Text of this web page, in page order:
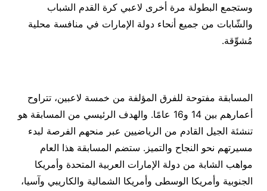
وستجمع البطولة مرة أخرى لاعبي كرة القدم الشباب
والشّابات من جميع أنحاء دولة الإمارات في منافسة محلية
مُشوِّقة.
المسابقة مفتوحة للفرق المؤلفة من خمسة لاعبين، تتراوح
أعمارهم بين 14 و16 عامًا. والهدف الرئيسي من المسابقة هو
تنشئة الجيل القادم من الرياضيين عبر منحهم الفرصة لبدء
مسيرتهم نحو النجاح والتميز. ستضم المسابقة هذا العام
مواهب الشابة من دولة الإمارات العربية المتحدة وأمريكا
الجنوبية وأمريكا الوسطى وأمريكا الشمالية والكاريبي وآسيا،